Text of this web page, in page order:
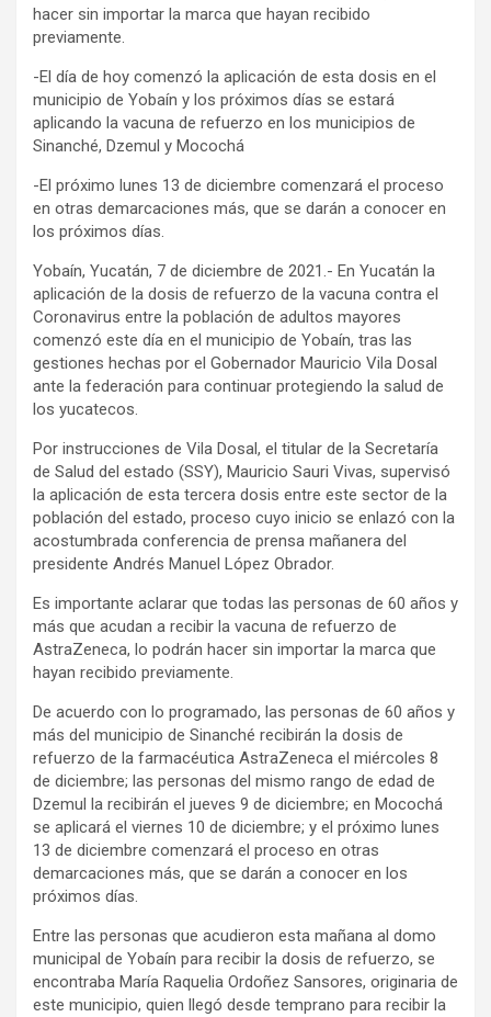
hacer sin importar la marca que hayan recibido
previamente.
-El día de hoy comenzó la aplicación de esta dosis en el
municipio de Yobaín y los próximos días se estará
aplicando la vacuna de refuerzo en los municipios de
Sinanché, Dzemul y Mocochá
-El próximo lunes 13 de diciembre comenzará el proceso
en otras demarcaciones más, que se darán a conocer en
los próximos días.
Yobaín, Yucatán, 7 de diciembre de 2021.- En Yucatán la
aplicación de la dosis de refuerzo de la vacuna contra el
Coronavirus entre la población de adultos mayores
comenzó este día en el municipio de Yobaín, tras las
gestiones hechas por el Gobernador Mauricio Vila Dosal
ante la federación para continuar protegiendo la salud de
los yucatecos.
Por instrucciones de Vila Dosal, el titular de la Secretaría
de Salud del estado (SSY), Mauricio Sauri Vivas, supervisó
la aplicación de esta tercera dosis entre este sector de la
población del estado, proceso cuyo inicio se enlazó con la
acostumbrada conferencia de prensa mañanera del
presidente Andrés Manuel López Obrador.
Es importante aclarar que todas las personas de 60 años y
más que acudan a recibir la vacuna de refuerzo de
AstraZeneca, lo podrán hacer sin importar la marca que
hayan recibido previamente.
De acuerdo con lo programado, las personas de 60 años y
más del municipio de Sinanché recibirán la dosis de
refuerzo de la farmacéutica AstraZeneca el miércoles 8
de diciembre; las personas del mismo rango de edad de
Dzemul la recibirán el jueves 9 de diciembre; en Mocochá
se aplicará el viernes 10 de diciembre; y el próximo lunes
13 de diciembre comenzará el proceso en otras
demarcaciones más, que se darán a conocer en los
próximos días.
Entre las personas que acudieron esta mañana al domo
municipal de Yobaín para recibir la dosis de refuerzo, se
encontraba María Raquelia Ordoñez Sansores, originaria de
este municipio, quien llegó desde temprano para recibir la